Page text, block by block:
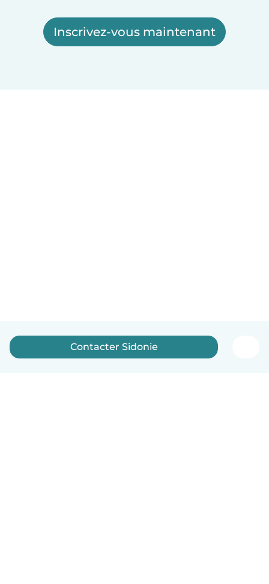
Inscrivez-vous maintenant
Contacter Sidonie